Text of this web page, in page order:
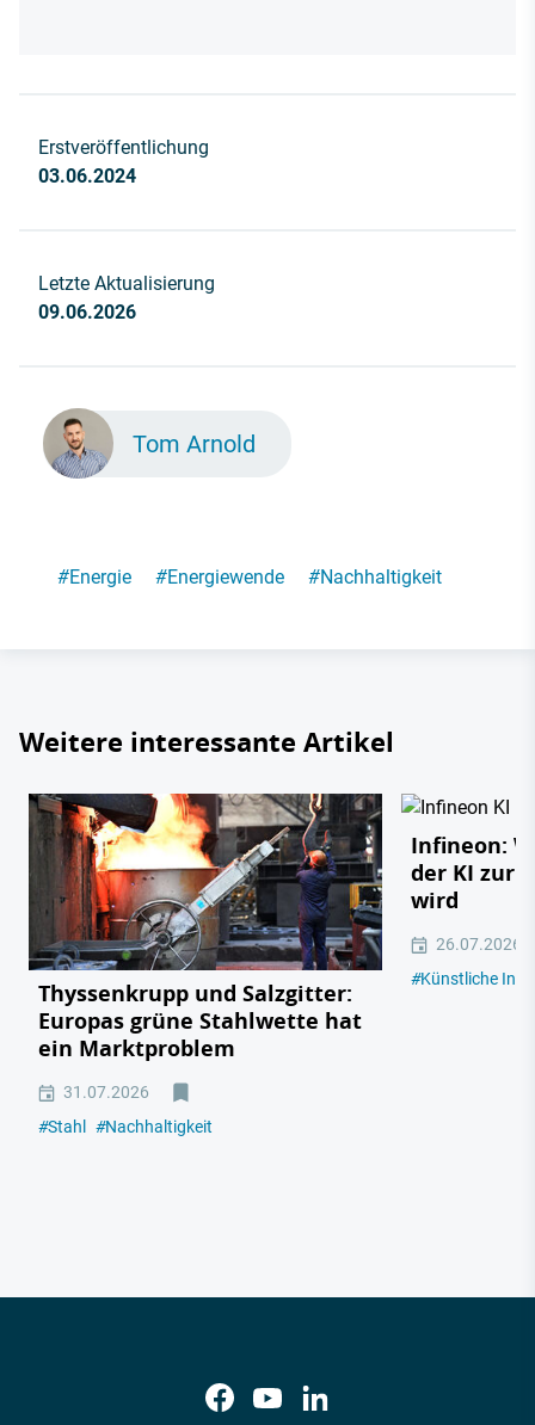
Erstveröffentlichung
03.06.2024
Letzte Aktualisierung
09.06.2026
Tom Arnold
#Energie #Energiewende #Nachhaltigkeit
Weitere interessante Artikel
Thyssenkrupp und Salzgitter:
Europas grüne Stahlwette hat
ein Marktproblem
31.07.2026
#Stahl #Nachhaltigkeit
Infineon:
der KI zur
wird
26.07.2026
#Künstliche